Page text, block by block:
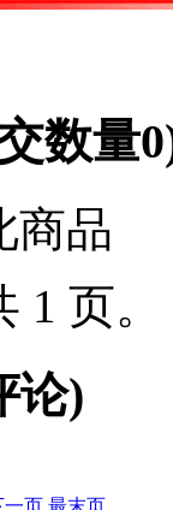
数量0
商品
1 页。
论)